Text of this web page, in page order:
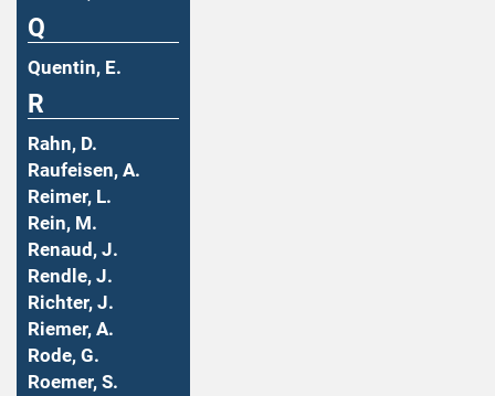
Q
Quentin, E.
R
Rahn, D.
Raufeisen, A.
Reimer, L.
Rein, M.
Renaud, J.
Rendle, J.
Richter, J.
Riemer, A.
Rode, G.
Roemer, S.